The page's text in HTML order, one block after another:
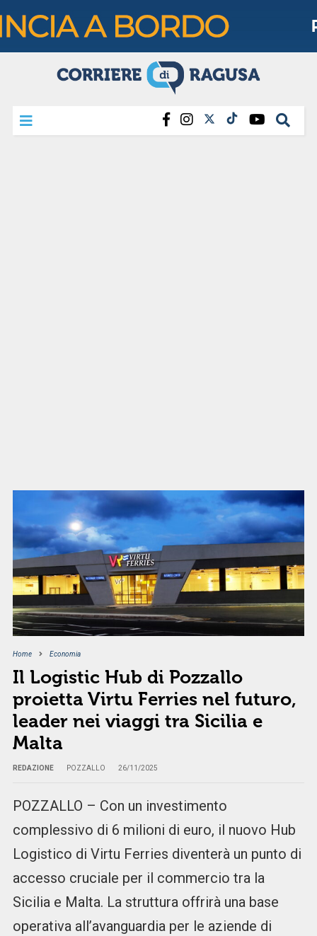
Home Economia
Il Logistic Hub di Pozzallo
proietta Virtu Ferries nel futuro,
leader nei viaggi tra Sicilia e
Malta
REDAZIONE POZZALLO 26/11/2025
POZZALLO – Con un investimento
complessivo di 6 milioni di euro, il nuovo Hub
Logistico di Virtu Ferries diventerà un punto di
accesso cruciale per il commercio tra la
Sicilia e Malta. La struttura offrirà una base
operativa all’avanguardia per le aziende di